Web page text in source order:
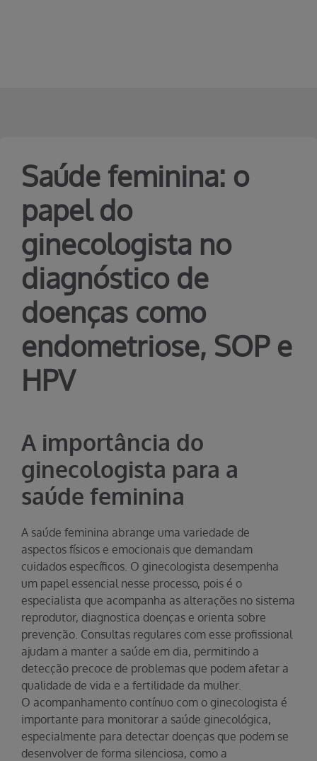
Saúde feminina: o
papel do
ginecologista no
diagnóstico de
doenças como
endometriose, SOP e
HPV
A importância do
ginecologista para a
saúde feminina
A saúde feminina abrange uma variedade de
aspectos físicos e emocionais que demandam
cuidados específicos. O ginecologista desempenha
um papel essencial nesse processo, pois é o
especialista que acompanha as alterações no sistema
reprodutor, diagnostica doenças e orienta sobre
prevenção. Consultas regulares com esse profissional
ajudam a manter a saúde em dia, permitindo a
detecção precoce de problemas que podem afetar a
qualidade de vida e a fertilidade da mulher.
O acompanhamento contínuo com o ginecologista é
importante para monitorar a saúde ginecológica,
especialmente para detectar doenças que podem se
desenvolver de forma silenciosa, como a